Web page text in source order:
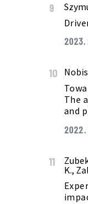
9
2023.
10
The
and
2022.
11
K.,